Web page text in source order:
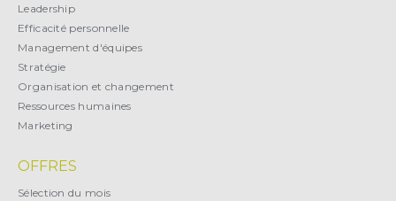
Leadership
Efficacité personnelle
Management d'équipes
Stratégie
Organisation et changement
Ressources humaines
Marketing
OFFRES
Sélection du mois